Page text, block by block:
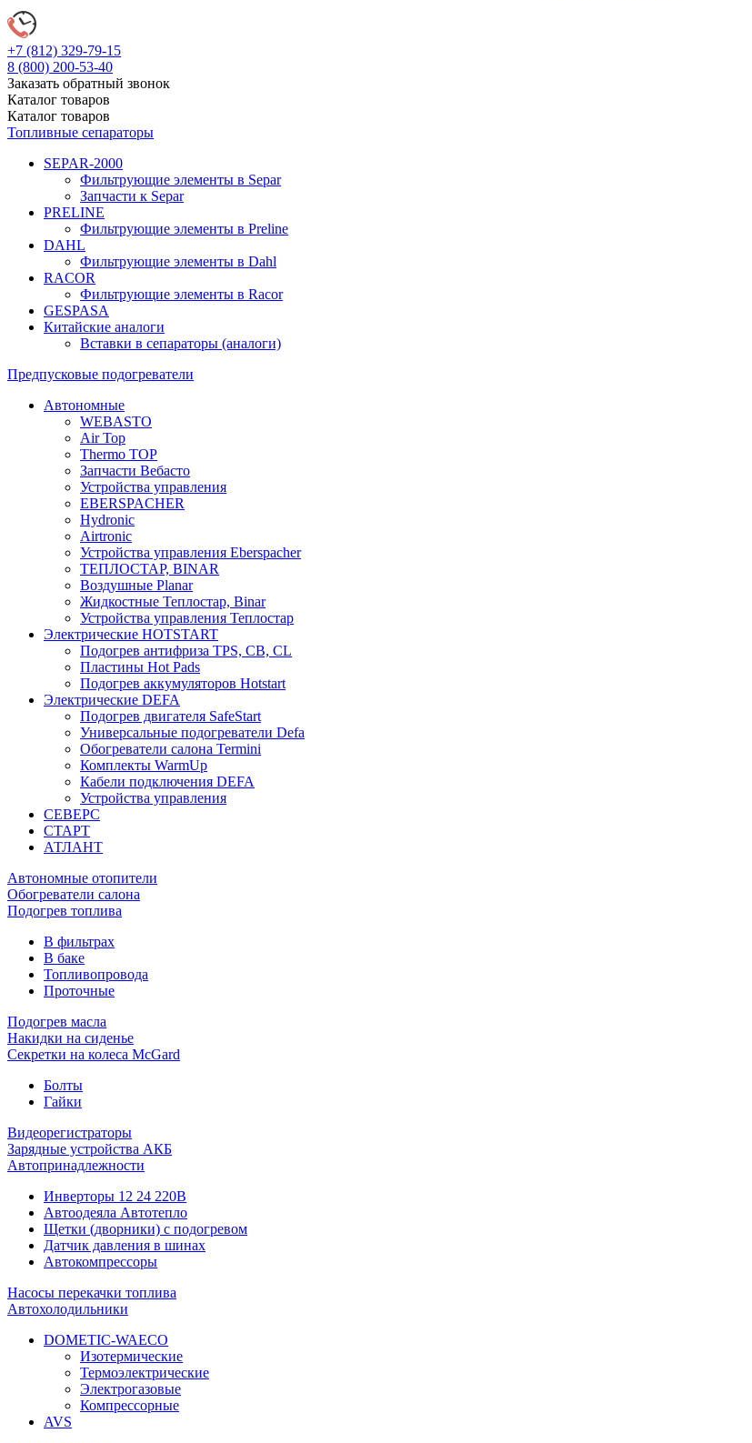
+7 (812) 329-79-15
8 (800) 200-53-40
Заказать обратный звонок
Каталог товаров
Каталог товаров
Топливные сепараторы
SEPAR-2000
Фильтрующие элементы в Separ
Запчасти к Separ
PRELINE
Фильтрующие элементы в Preline
DAHL
Фильтрующие элементы в Dahl
RACOR
Фильтрующие элементы в Racor
GESPASA
Китайские аналоги
Вставки в сепараторы (аналоги)
Предпусковые подогреватели
Автономные
WEBASTO
Air Top
Thermo TOP
Запчасти Вебасто
Устройства управления
EBERSPACHER
Hydronic
Airtronic
Устройства управления Eberspacher
ТЕПЛОСТАР, BINAR
Воздушные Planar
Жидкостные Теплостар, Binar
Устройства управления Теплостар
Электрические HOTSTART
Подогрев антифриза TPS, CB, CL
Пластины Hot Pads
Подогрев аккумуляторов Hotstart
Электрические DEFA
Подогрев двигателя SafeStart
Универсальные подогреватели Defa
Обогреватели салона Termini
Комплекты WarmUp
Кабели подключения DEFA
Устройства управления
СЕВЕРС
СТАРТ
АТЛАНТ
Автономные отопители
Обогреватели салона
Подогрев топлива
В фильтрах
В баке
Топливопровода
Проточные
Подогрев масла
Накидки на сиденье
Секретки на колеса McGard
Болты
Гайки
Видеорегистраторы
Зарядные устройства АКБ
Автопринадлежности
Инверторы 12 24 220В
Автоодеяла Автотепло
Щетки (дворники) с подогревом
Датчик давления в шинах
Автокомпрессоры
Насосы перекачки топлива
Автохолодильники
DOMETIC-WAECO
Изотермические
Термоэлектрические
Электрогазовые
Компрессорные
AVS